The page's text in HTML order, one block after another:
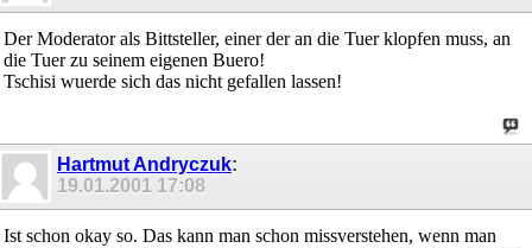
Der Moderator als Bittsteller, einer der an die Tuer klopfen muss, an
die Tuer zu seinem eigenen Buero!
Tschisi wuerde sich das nicht gefallen lassen!
Hartmut Andryczuk:
19.01.2001 17:08
Ist schon okay so. Das kann man schon missverstehen, wenn man